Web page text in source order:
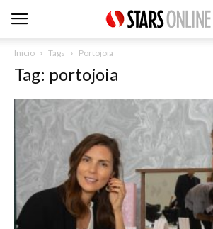
Inicio Tags Portojoia
Tag: portojoia